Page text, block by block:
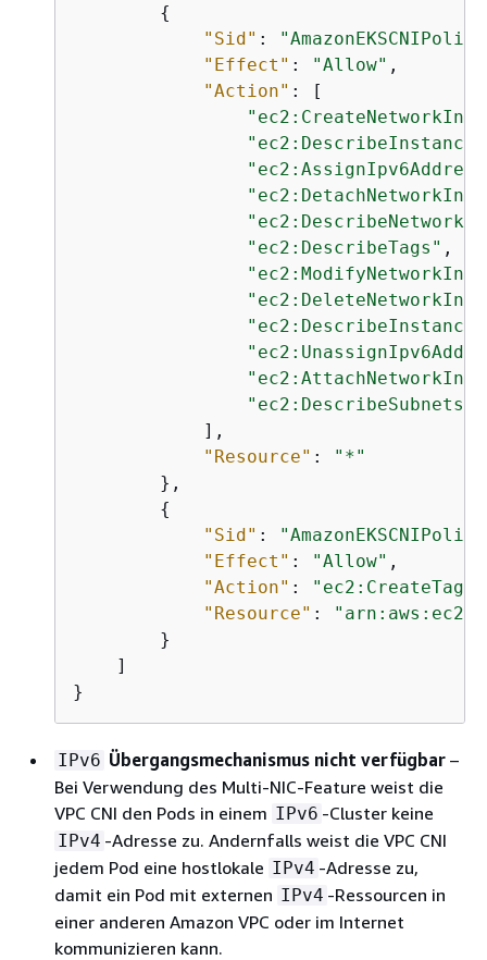
{
"Sid" :
"Effect" : "Allow" ,
"Action" : [
"ec2:DescribeTags" ,
"ec2:DescribeSubnets"
            ],
"Resource" :
"*"
        },
{
"Sid" :
"Effect" : "Allow" ,
"Action" : "ec2:CreateTags"
"Resource" :
        }
    ]
}
IPv6 Übergangsmechanismus nicht verfügbar –
Bei Verwendung des Multi-NIC-Feature weist die
VPC CNI den Pods in einem IPv6 -Cluster keine
IPv4 -Adresse zu. Andernfalls weist die VPC CNI
jedem Pod eine hostlokale IPv4 -Adresse zu,
damit ein Pod mit externen IPv4 -Ressourcen in
einer anderen Amazon VPC oder im Internet
kommunizieren kann.